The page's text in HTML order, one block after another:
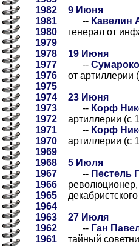
1982
1981
1980
1979
1978
1977
1976
1975
1974
1973
1972
1971
1970
1969
1968
1967
1966
1965
1964
1963
1962
1961
9 Июня
-- Кавелин
генерал от
19 Июня
--
от артиллерии
23 Июня
-- Корф
артиллерии (с
-- Корф
артиллерии (с
5 Июля
-- Пестель
революционер,
27 Июля
-- Ган
тайный